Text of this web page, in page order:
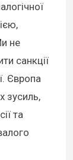
не
санкції
Європа
зусиль,
та